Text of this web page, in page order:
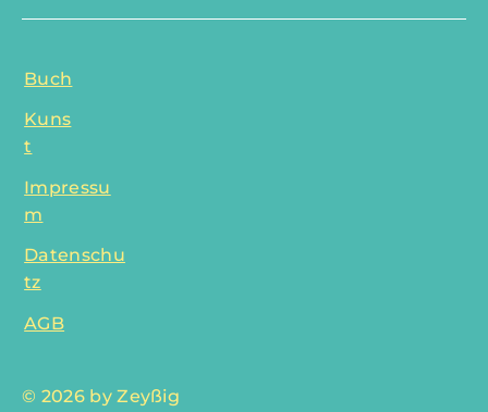
Buch
Kuns
t
Impressu
m
Datenschu
tz
AGB
© 2026 by Zeyßig